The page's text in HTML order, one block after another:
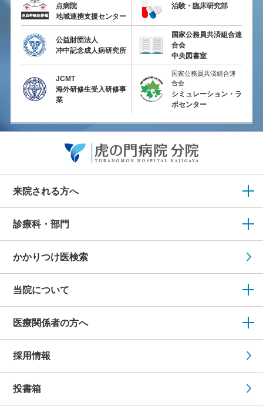
点病院
地域連携支援センター
治験・臨床研究部
公益財団法人
冲中記念成人病研究所
国家公務員共済組合連
合会
中央図書室
JCMT
海外研修生受入研修事
業
国家公務員共済組合連
合会
シミュレーション・ラ
ボセンター
来院される方へ
診療科・部門
かかりつけ医検索
当院について
医療関係者の方へ
採用情報
投書箱